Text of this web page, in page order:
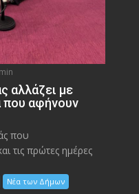
αλλάζει με
που αφήνουν
που
τις πρώτες ημέρες
Νέα των Δήμων